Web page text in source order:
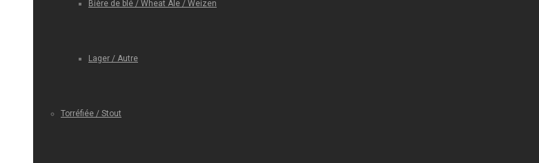
Bière de blé / Wheat Ale / Weizen
Lager / Autre
Torréfiée / Stout